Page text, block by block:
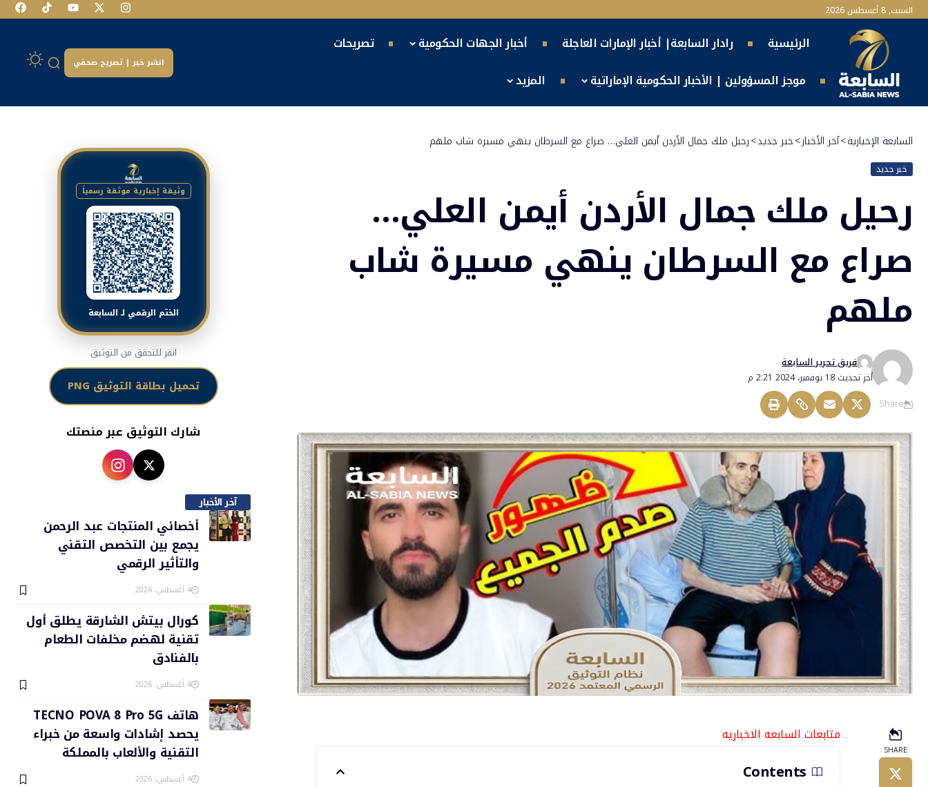
السبت, 8 أغسطس 2026
الرئيسية رادار السابعة| أخبار الإمارات العاجلة أخبار الجهات الحكومية
تصريحات
موجز المسؤولين | الأخبار الحكومية الإماراتية
المزيد
انشر خبر | تصريح صحفي
السابعة الإخبارية>آخر الأخبار>خبر جديد>رحيل ملك جمال الأردن أيمن العلي… صراع مع السرطان ينهي مسيرة شاب ملهم
خبر جديد
رحيل ملك جمال الأردن أيمن العلي…
صراع مع السرطان ينهي مسيرة شاب
ملهم
أخر تحديث 18 نوفمبر، 2024 2:21 م
فريق تحرير السابعة
Share
SHARE
متابعات السابعه الاخباريه
Contents
وثيقة إخبارية موثقة رسمياً
الختم الرقمي لـ السابعة
انقر للتحقق من التوثيق
تحميل بطاقة التوثيق PNG
شارك التوثيق عبر منصتك
آخر الأخبار
أخصائي المنتجات عبد الرحمن
يجمع بين التخصص التقني
والتأثير الرقمي
4 أغسطس، 2026
كورال بيتش الشارقة يطلق أول
تقنية لهضم مخلفات الطعام
بالفنادق
4 أغسطس، 2026
هاتف TECNO POVA 8 Pro 5G
يحصد إشادات واسعة من خبراء
التقنية والألعاب بالمملكة
4 أغسطس، 2026